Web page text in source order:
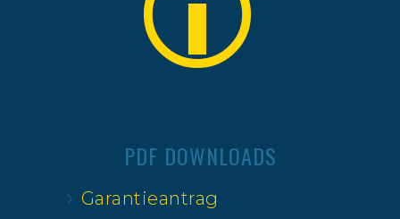
PDF DOWNLOADS
Garantieantrag